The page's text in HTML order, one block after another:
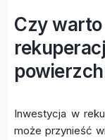
Czy
Inwestycja w
może przynieść